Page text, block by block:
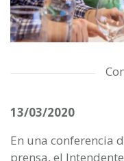
13/03/2020
En una conferencia
prensa, el